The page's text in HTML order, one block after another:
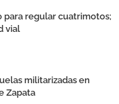
para regular cuatrimotos;
vial
militarizadas en
Zapata